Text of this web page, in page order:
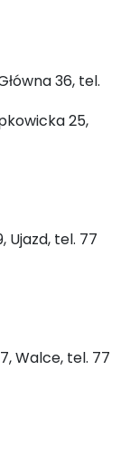
36, tel.
25,
Ujazd, tel. 77
Walce, tel. 77